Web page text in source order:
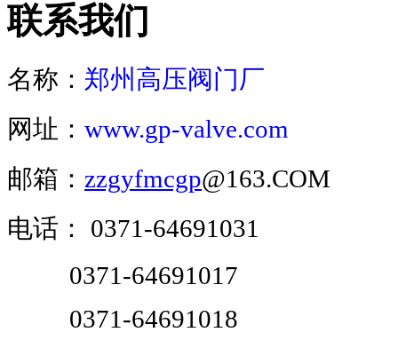
联系我们
名称： 郑州高压阀门厂
网址： www.gp-valve.com
邮箱： zzgyfmcgp@163.COM
电话：
0371-64691031
0371-64691017
0371-64691018